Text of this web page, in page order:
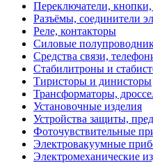
Переключатели,
Разъёмы, соединители
Реле, контакторы
Силовые
Средства связи,
Стабилитроны и
Тиристоры и динисторы
Трансформаторы,
Установочные изделия
Устройства защиты,
Фоточувствительные
Электровакуумные
Электромеханические